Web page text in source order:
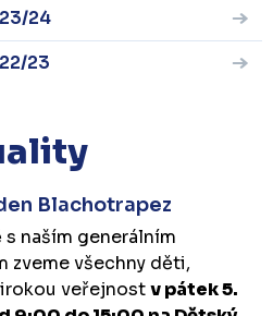
24
23
Blachotrapez
s naším generálním
zveme všechny děti,
veřejnostv pátek 5.